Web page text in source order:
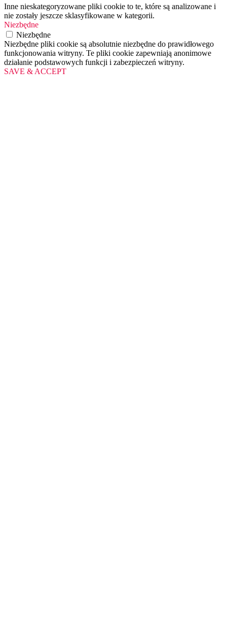
Inne nieskategoryzowane pliki cookie to te, które są analizowane i
nie zostały jeszcze sklasyfikowane w kategorii.
Niezbędne
Niezbędne
Niezbędne pliki cookie są absolutnie niezbędne do prawidłowego
funkcjonowania witryny. Te pliki cookie zapewniają anonimowe
działanie podstawowych funkcji i zabezpieczeń witryny.
SAVE & ACCEPT